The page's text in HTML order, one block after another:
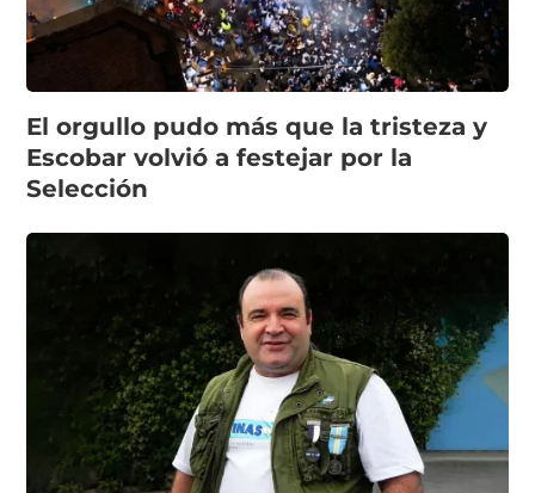
El orgullo pudo más que la tristeza y
Escobar volvió a festejar por la
Selección